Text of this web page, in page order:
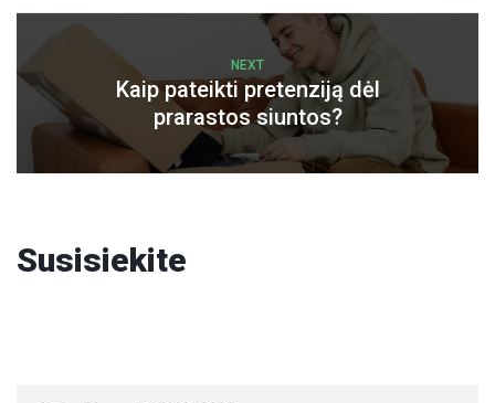
NEXT
Kaip pateikti pretenziją dėl
prarastos siuntos?
Susisiekite